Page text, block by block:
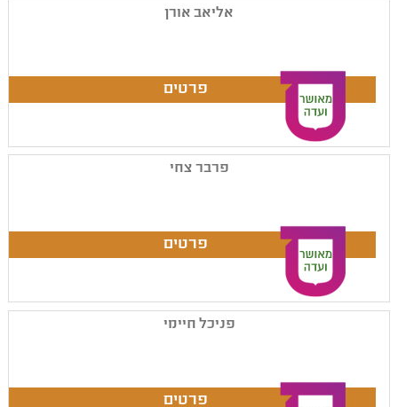
אליאב אורן
פרבר צחי
פניכל חיימי